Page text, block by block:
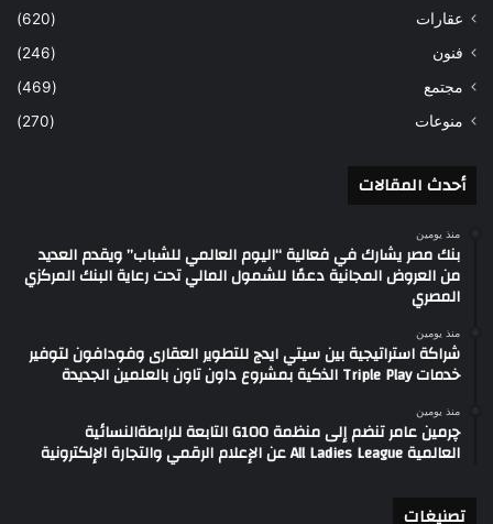
عقارات
(620)
فنون
(246)
مجتمع
(469)
منوعات
(270)
أحدث المقالات
منذ يومين
بنك مصر يشارك في فعالية “اليوم العالمي للشباب” ويقدم العديد
من العروض المجانية دعمًا للشمول المالي تحت رعاية البنك المركزي
المصري
منذ يومين
شراكة استراتيجية بين سيتي ايدج للتطوير العقارى وفودافون لتوفير
خدمات Triple Play الذكية بمشروع داون تاون بالعلمين الجديدة
منذ يومين
چرمين عامر تنضم إلى منظمة G100 التابعة للرابطةالنسائية
العالمية All Ladies League عن الإعلام الرقمي والتجارة الإلكترونية
تصنيغات